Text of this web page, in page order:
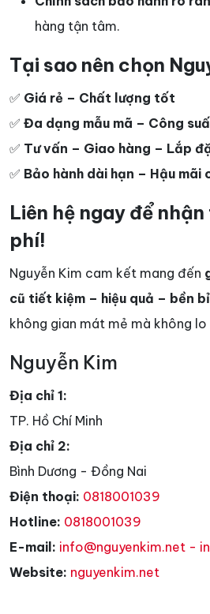
hàng tận tâm.
Tại sao nên chọn
✅ Giá rẻ – Chất lượng tốt
✅ Đa dạng mẫu mã – Công
✅ Tư vấn – Giao hàng – Lắp
✅ Bảo hành dài hạn – Hậu mãi
Liên hệ ngay để
phí!
Nguyễn Kim cam kết mang đến
cũ tiết kiệm – hiệu quả – bền bỉ
không gian mát mẻ mà không lo
Nguyễn Kim
Địa chỉ 1:
TP. Hồ Chí Minh
Địa chỉ 2:
Bình Dương - Đồng Nai
Điện thoại: 0818001039
Hotline: 0818001039
E-mail: info@nguyenkim.net -
Website: nguyenkim.net